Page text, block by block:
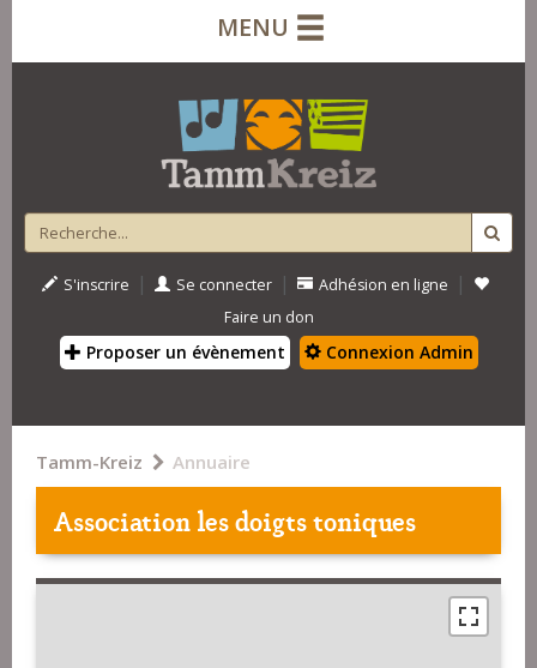
MENU
S'inscrire | Se connecter | Adhésion en ligne |
Faire un don
Proposer un évènement Connexion Admin
Tamm-Kreiz Annuaire
Association les doigts toniques